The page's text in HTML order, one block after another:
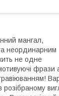
мангал,
неординарним
не одне
фрази